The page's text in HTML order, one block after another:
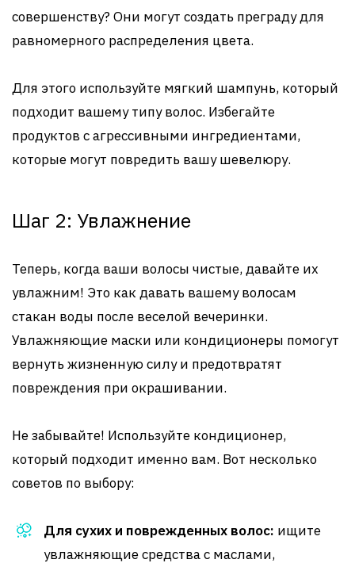
совершенству? Они могут создать преграду для
равномерного распределения цвета.
Для этого используйте мягкий шампунь, который
подходит вашему типу волос. Избегайте
продуктов с агрессивными ингредиентами,
которые могут повредить вашу шевелюру.
Шаг 2: Увлажнение
Теперь, когда ваши волосы чистые, давайте их
увлажним! Это как давать вашему волосам
стакан воды после веселой вечеринки.
Увлажняющие маски или кондиционеры помогут
вернуть жизненную силу и предотвратят
повреждения при окрашивании.
Не забывайте! Используйте кондиционер,
который подходит именно вам. Вот несколько
советов по выбору:
Для сухих и поврежденных волос: ищите
увлажняющие средства с маслами,